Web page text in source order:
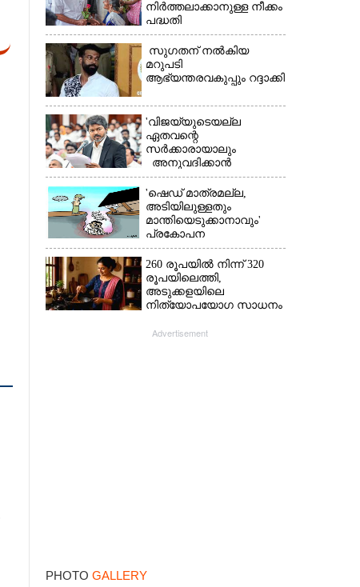
നിർത്തലാക്കാനുള്ള നീക്കം
പദ്ധതി
അവസാനിപ്പിക്കാനുള്ള
യുഡിഎഫ് അജണ്ടയുടെ
ആദ്യപടി'
സുഗതന് നൽകിയ
മറുപടി
ആഭ്യന്തരവകുപ്പും റദ്ദാക്കി
'വിജയ്‌യുടെയല്ല
ഏതവന്റെ
സർക്കാരായാലും
അനുവദിക്കാൻ
കഴിയില്ല;
മുല്ലപ്പെരിയാറിന്റെ
വെള്ളം കൂട്ടുന്നത്
മനസിൽ വച്ചാൽമതി'
'ഷെഡ് മാത്രമല്ല,
അടിയിലുള്ളതും
മാന്തിയെടുക്കാനാവും'
പ്രകോപന
പ്രസംഗവുമായി കെ.കെ.
രാഗേഷ്
260 രൂപയിൽ നിന്ന് 320
രൂപയിലെത്തി,
അടുക്കളയിലെ
നിത്യോപയോഗ സാധനം
Advertisement
PHOTO GALLERY